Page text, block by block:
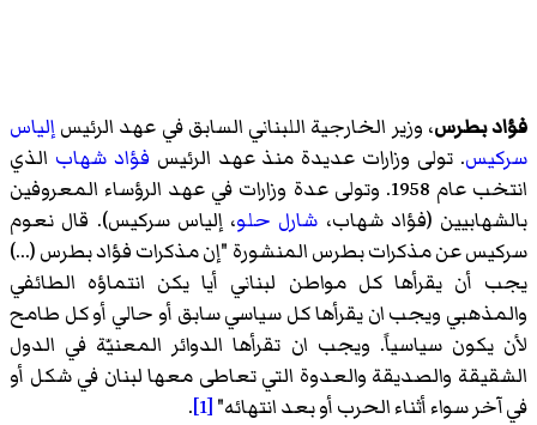
فؤاد بطرس، وزير الخارجية اللبناني السابق في عهد الرئيسإلياس
سركيس. تولى وزارات عديدة منذ عهد الرئيس فؤاد شهاب الذي
انتخب عام 1958. وتولى عدة وزارات في عهد الرؤساء المعروفين
بالشهابيين (فؤاد شهاب، شارل حلو، إلياس سركيس). قال نعوم
سركيسعن مذكرات بطرس المنشورة "إن مذكرات فؤاد بطرس (...)
يجب أن يقرأها كل مواطن لبناني أيا يكن انتماؤه الطائفي
والمذهبي ويجب ان يقرأها كل سياسي سابق أو حالي أو كل طامح
لأن يكون سياسياً. ويجب ان تقرأها الدوائر المعنيّة في الدول
الشقيقة والصديقة والعدوة التي تعاطى معها لبنان في شكل أو
في آخر سواء أثناء الحرب أو بعد انتهائه"[1]
.